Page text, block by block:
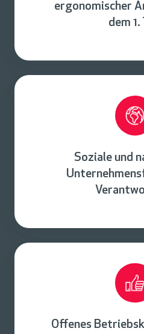
ergonomischer
dem 1.
Soziale und
Offenes